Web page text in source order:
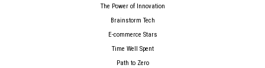
The Power of Innovation
Brainstorm Tech
E-commerce Stars
Time Well Spent
Path to Zero